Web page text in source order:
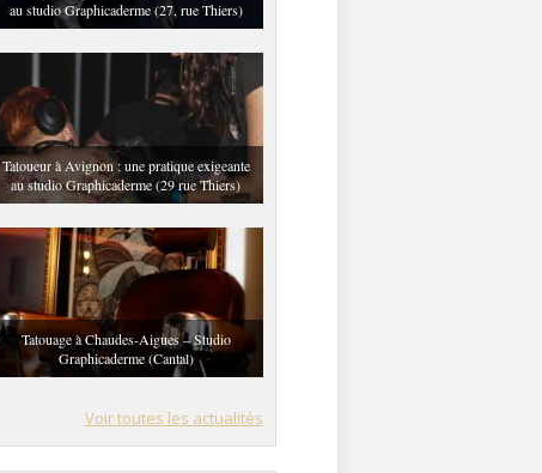
au studio Graphicaderme (27, rue Thiers)
Tatoueur à Avignon : une pratique exigeante
au studio Graphicaderme (29 rue Thiers)
Tatouage à Chaudes-Aigues – Studio
Graphicaderme (Cantal)
Voir toutes les actualités